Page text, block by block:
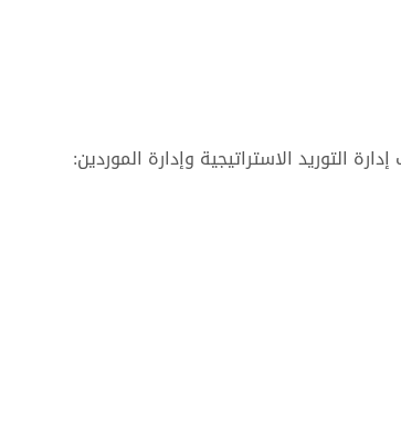
التوريد الاستراتيجية وإدارة الموردين: